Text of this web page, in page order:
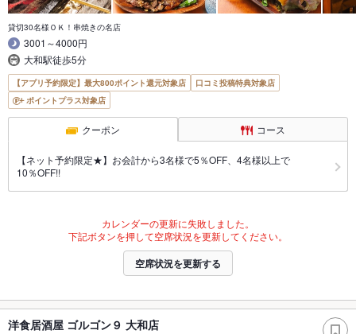
貸切30名様ＯＫ！串焼きの名店
3001～4000円
大和駅徒歩5分
【アプリ予約限定】最大800ポイント還元対象店
口コミ投稿特典対象店
ポイントプラス対象店
クーポン コース
【ネット予約限定★】お会計から3名様で5％OFF、4名様以上で
10％OFF!!
カレンダーの更新に失敗しました。
下記ボタンを押して空席状況を更新してください。
空席状況を更新する
洋食居酒屋 ゴルゴン９ 大和店